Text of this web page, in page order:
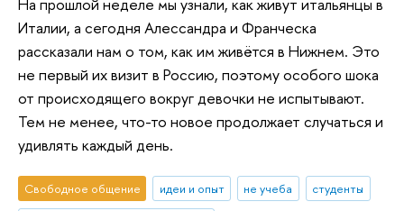
Италии, а сегодня Алессандра и Франческа
рассказали нам о том, как им живётся в Нижнем. Это
не первый их визит в Россию, поэтому особого шока
от происходящего вокруг девочки не испытывают.
Тем не менее, что-то новое продолжает случаться и
удивлять каждый день.
Свободное общение идеи и опыт не учеба
студенты